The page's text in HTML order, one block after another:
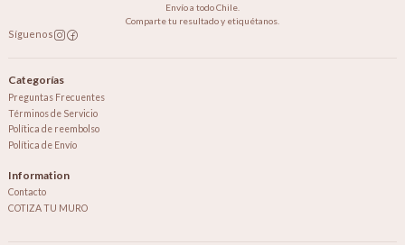
Envío a todo Chile.
Comparte tu resultado y etiquétanos.
Síguenos
Categorías
Preguntas Frecuentes
Términos de Servicio
Política de reembolso
Política de Envío
Information
Contacto
COTIZA TU MURO